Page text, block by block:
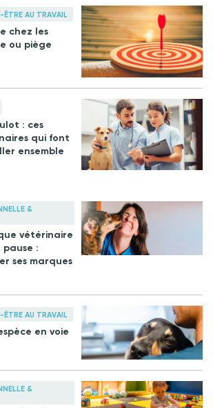
ÊTRE AU TRAVAIL
chez les
ou piège
: ces
qui font
ensemble
&
vétérinaire
:
ses marques
AU TRAVAIL
en voie
&